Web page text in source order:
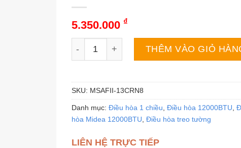
5.350.000 ₫
Điều hòa Midea MSAFII-13CRN8 |
THÊM VÀO GIỎ
SKU: MSAFII-13CRN8
Danh mục: Điều hòa 1 chiều Điều hòa 12000BTU
hòa Midea 12000BTU Điều hòa treo tường
LIÊN HỆ TRỰC TIẾP